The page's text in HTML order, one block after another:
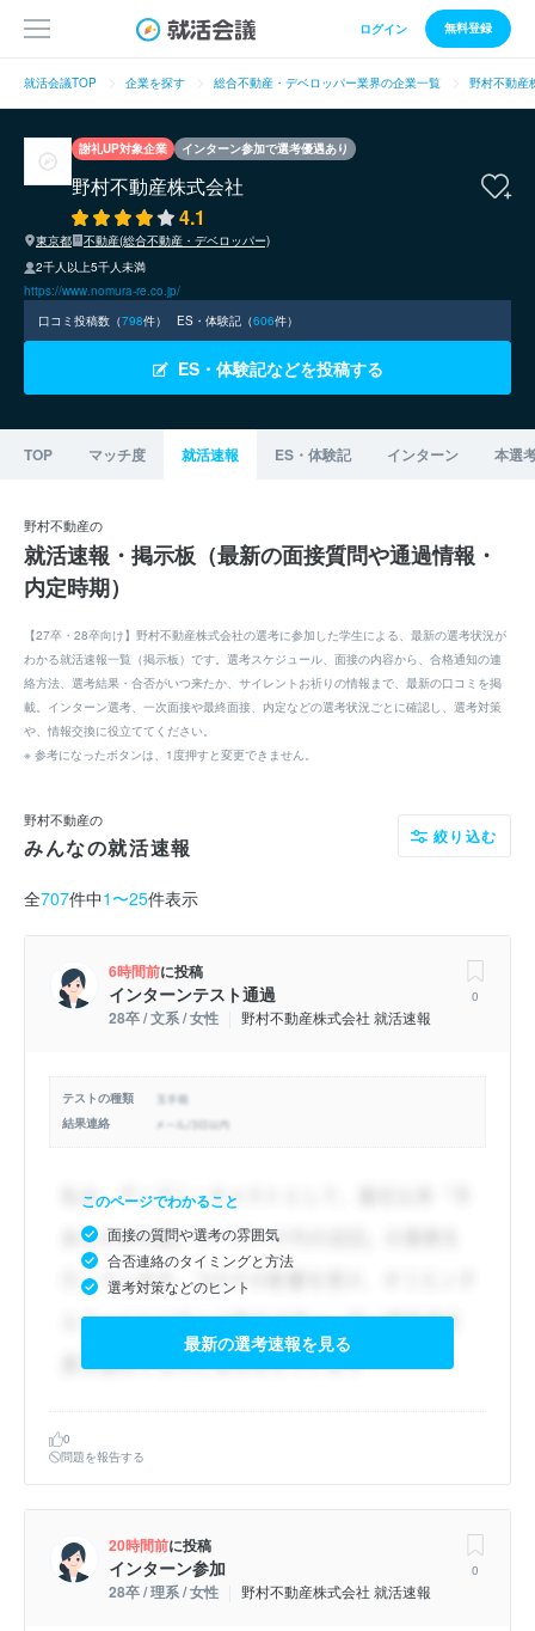
ログイン 無料登録
就活会議TOP 企業を探す 総合不動産・デベロッパー業界の企業一覧 野村不動産
謝礼UP対象企業 インターン参加で選考優遇あり
野村不動産株式会社
4.1
東京都
不動産(総合不動産・デベロッパー)
2千人以上5千人未満
https://www.nomura-re.co.jp/
口コミ投稿数（798件） ES・体験記（606件）
ES・体験記などを投稿する
TOP マッチ度 就活速報 ES・体験記 インターン 本選
野村不動産の
就活速報・掲示板（最新の面接質問や通過情報・
内定時期）
【27卒・28卒向け】野村不動産株式会社の選考に参加した学生による、最新の選考状況が
わかる就活速報一覧（掲示板）です。選考スケジュール、面接の内容から、合格通知の連
絡方法、選考結果・合否がいつ来たか、サイレントお祈りの情報まで、最新の口コミを掲
載。インターン選考、一次面接や最終面接、内定などの選考状況ごとに確認し、選考対策
や、情報交換に役立ててください。
※ 参考になったボタンは、1度押すと変更できません。
野村不動産の
みんなの就活速報 絞り込む
全707件中1〜25件表示
6時間前に投稿
インターンテスト通過
28卒 / 文系 / 女性 野村不動産株式会社 就活速報
0
テストの種類
結果連絡
このページでわかること
面接の質問や選考の雰囲気
合否連絡のタイミングと方法
選考対策などのヒント
最新の選考速報を見る
0
問題を報告する
20時間前に投稿
インターン参加
28卒 / 理系 / 女性 野村不動産株式会社 就活速報
0